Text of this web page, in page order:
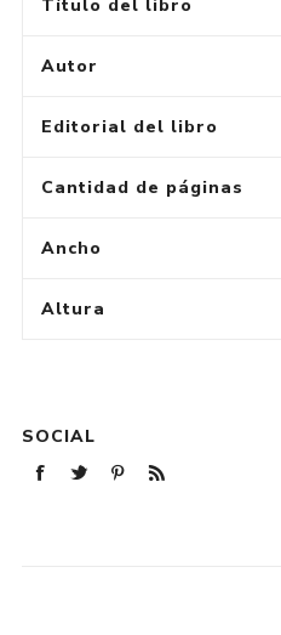
Título del libro
Autor
Editorial del libro
Cantidad de páginas
Ancho
Altura
SOCIAL